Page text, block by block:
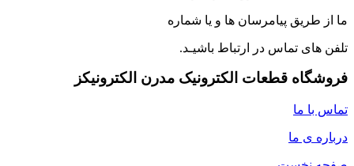
ما از طریق پیامرسان ها و یا شماره
تلفن های تماس در ارتباط باشیـد.
فروشگاه قطعات الکترونیک مدرن الکترونیکز
تماس با ما
درباره ی ما